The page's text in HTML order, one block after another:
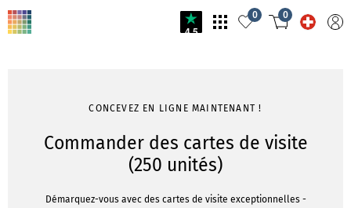
4.5
0 0
CONCEVEZ EN LIGNE MAINTENANT !
Commander des cartes de visite
(250 unités)
Démarquez-vous avec des cartes de visite exceptionnelles -